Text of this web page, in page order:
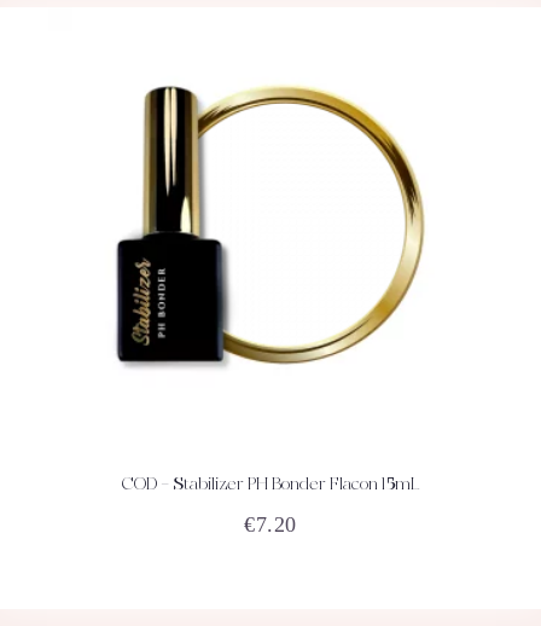
ACHETEZ DÉTAILS
COD – Stabilizer PH Bonder Flacon 15mL
€7.20